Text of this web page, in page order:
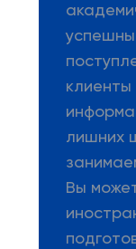
клиенты
лишних
Вы